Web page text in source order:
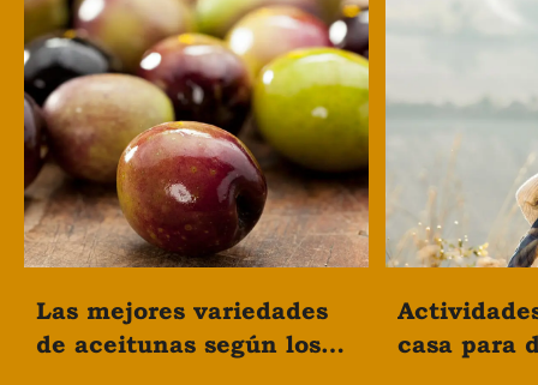
Las mejores variedades
de aceitunas según los
casa para